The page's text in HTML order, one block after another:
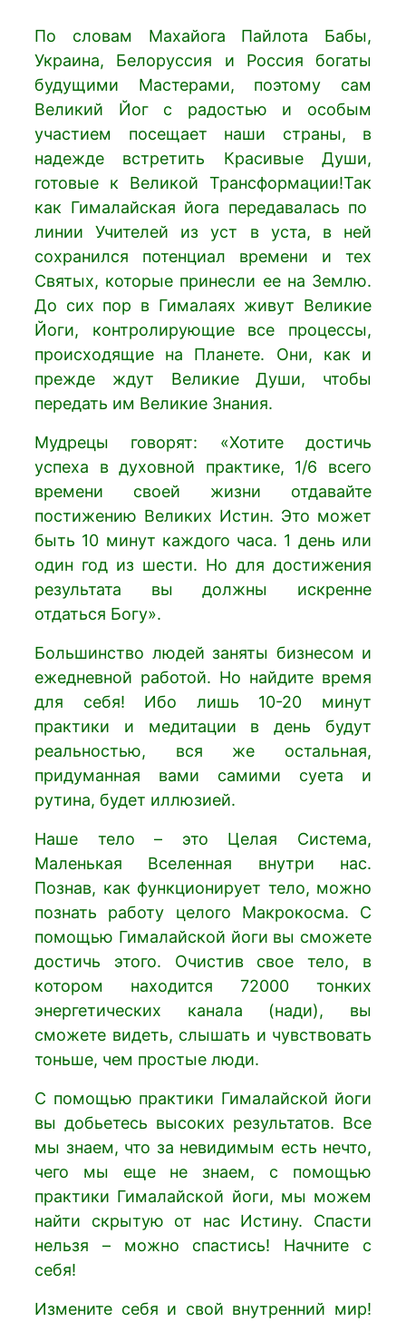
По словам Махайога Пайлота Бабы,
Украина, Белоруссия и Россия богаты
будущими Мастерами, поэтому сам
Великий Йог с радостью и особым
участием посещает наши страны, в
надежде встретить Красивые Души,
готовые к Великой Трансформации!Так
как Гималайская йога передавалась по
линии Учителей из уст в уста, в ней
сохранился потенциал времени и тех
Святых, которые принесли ее на Землю.
До сих пор в Гималаях живут Великие
Йоги, контролирующие все процессы,
происходящие на Планете. Они, как и
прежде ждут Великие Души, чтобы
передать им Великие Знания.
Мудрецы говорят: «Хотите достичь
успеха в духовной практике, 1/6 всего
времени своей жизни отдавайте
постижению Великих Истин. Это может
быть 10 минут каждого часа. 1 день или
один год из шести. Но для достижения
результата вы должны искренне
отдаться Богу».
Большинство людей заняты бизнесом и
ежедневной работой. Но найдите время
для себя! Ибо лишь 10-20 минут
практики и медитации в день будут
реальностью, вся же остальная,
придуманная вами самими суета и
рутина, будет иллюзией.
Наше тело – это Целая Система,
Маленькая Вселенная внутри нас.
Познав, как функционирует тело, можно
познать работу целого Макрокосма. С
помощью Гималайской йоги вы сможете
достичь этого. Очистив свое тело, в
котором находится 72000 тонких
энергетических канала (нади), вы
сможете видеть, слышать и чувствовать
тоньше, чем простые люди.
С помощью практики Гималайской йоги
вы добьетесь высоких результатов. Все
мы знаем, что за невидимым есть нечто,
чего мы еще не знаем, с помощью
практики Гималайской йоги, мы можем
найти скрытую от нас Истину. Спасти
нельзя – можно спастись! Начните с
себя!
Измените себя и свой внутренний мир!